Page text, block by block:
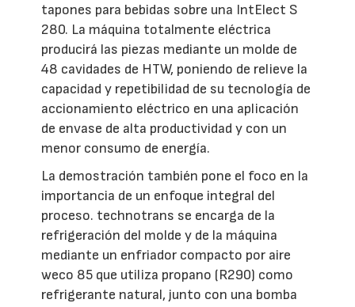
tapones para bebidas sobre una IntElect S
280. La máquina totalmente eléctrica
producirá las piezas mediante un molde de
48 cavidades de HTW, poniendo de relieve la
capacidad y repetibilidad de su tecnología de
accionamiento eléctrico en una aplicación
de envase de alta productividad y con un
menor consumo de energía.
La demostración también pone el foco en la
importancia de un enfoque integral del
proceso. technotrans se encarga de la
refrigeración del molde y de la máquina
mediante un enfriador compacto por aire
weco 85 que utiliza propano (R290) como
refrigerante natural, junto con una bomba